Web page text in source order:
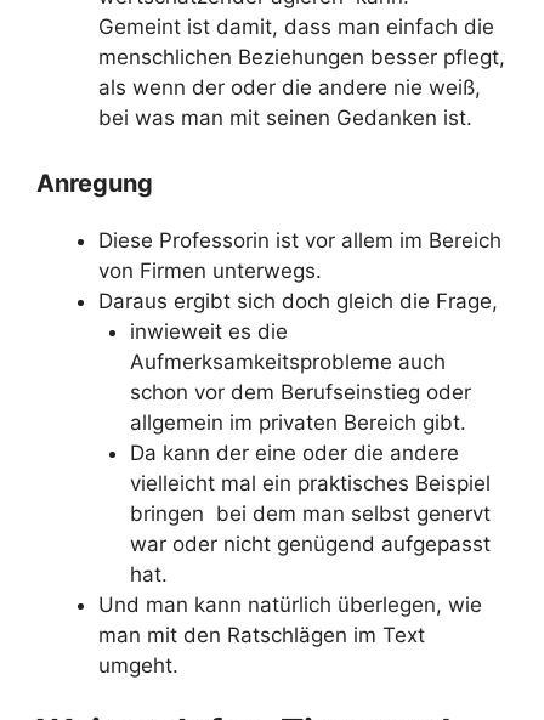
Gemeint ist damit, dass man einfach die
menschlichen Beziehungen besser pflegt,
als wenn der oder die andere nie weiß,
bei was man mit seinen Gedanken ist.
Anregung
Diese Professorin ist vor allem im Bereich
von Firmen unterwegs.
Daraus ergibt sich doch gleich die Frage,
inwieweit es die
Aufmerksamkeitsprobleme auch
schon vor dem Berufseinstieg oder
allgemein im privaten Bereich gibt.
Da kann der eine oder die andere
vielleicht mal ein praktisches Beispiel
bringen bei dem man selbst genervt
war oder nicht genügend aufgepasst
hat.
Und man kann natürlich überlegen, wie
man mit den Ratschlägen im Text
umgeht.